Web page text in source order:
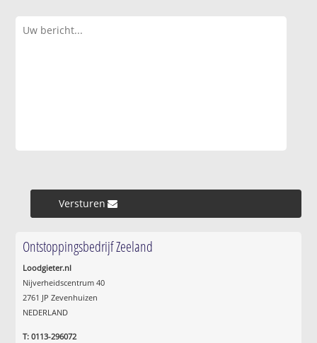
Versturen »
Ontstoppingsbedrijf Zeeland
Loodgieter.nl
Nijverheidscentrum 40
2761 JP Zevenhuizen
NEDERLAND
T: 0113-296072